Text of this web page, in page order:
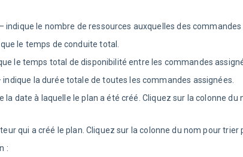
– indique le nombre de ressources auxquelles des
le temps de conduite total.
le temps total de disponibilité entre les commandes
indique la durée totale de toutes les commandes assignées.
la date à laquelle le plan a été créé. Cliquez sur la colonne
qui a créé le plan. Cliquez sur la colonne du nom pour
: